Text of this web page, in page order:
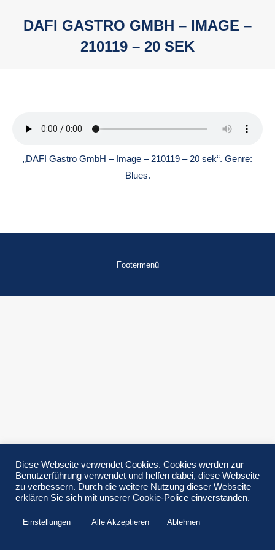
DAFI GASTRO GMBH – IMAGE –
210119 – 20 SEK
„DAFI Gastro GmbH – Image – 210119 – 20 sek“. Genre:
Blues.
Footermenü
Diese Webseite verwendet Cookies. Cookies werden zur
Benutzerführung verwendet und helfen dabei, diese Webseite
zu verbessern. Durch die weitere Nutzung dieser Webseite
erklären Sie sich mit unserer Cookie-Police einverstanden.
Einstellungen Alle Akzeptieren Ablehnen